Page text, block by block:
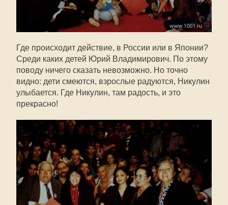
Где происходит действие, в России или в Японии?
Среди каких детей Юрий Владимирович. По этому
поводу ничего сказать невозможно. Но точно
видно: дети смеются, взрослые радуются, Никулин
улыбается. Где Никулин, там радость, и это
прекрасно!